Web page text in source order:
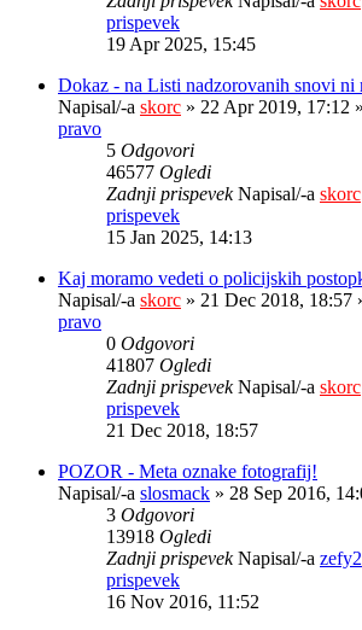
prispevek
19 Apr 2025, 15:45
Dokaz - na Listi nadzorovanih snovi ni
Napisal/-a skorc » 22 Apr 2019, 17:12
pravo
5 Odgovori
46577 Ogledi
Zadnji prispevekNapisal/-a skorc
prispevek
15 Jan 2025, 14:13
Kaj moramo vedeti o policijskih
Napisal/-a skorc » 21 Dec 2018, 18:57
pravo
0 Odgovori
41807 Ogledi
Zadnji prispevekNapisal/-a skorc
prispevek
21 Dec 2018, 18:57
POZOR - Meta oznake fotografij!
Napisal/-a slosmack » 28 Sep 2016,
3 Odgovori
13918 Ogledi
Zadnji prispevekNapisal/-a zefy2
prispevek
16 Nov 2016, 11:52